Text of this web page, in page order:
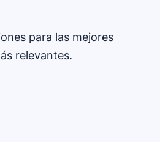
para las mejores
relevantes.